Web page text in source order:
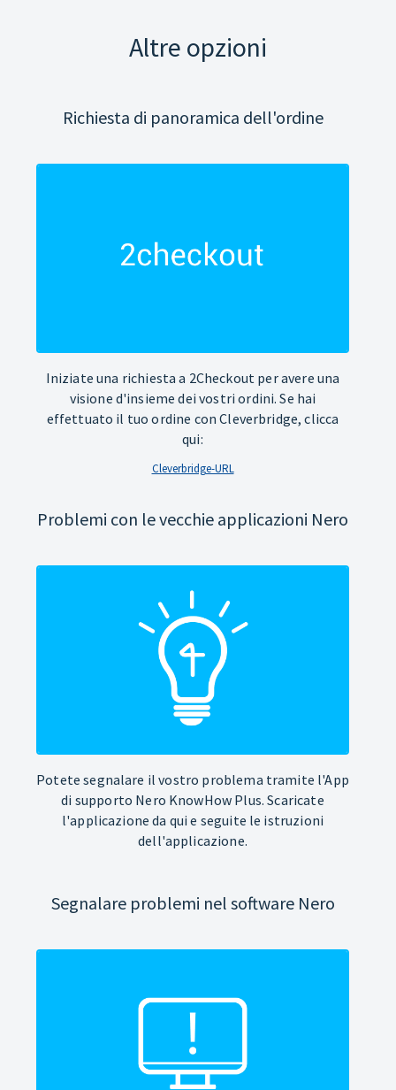
Altre opzioni
Richiesta di panoramica dell'ordine
Iniziate una richiesta a 2Checkout per avere una
visione d'insieme dei vostri ordini. Se hai
effettuato il tuo ordine con Cleverbridge, clicca
qui:
Cleverbridge-URL
Problemi con le vecchie applicazioni Nero
Potete segnalare il vostro problema tramite l'App
di supporto Nero KnowHow Plus. Scaricate
l'applicazione da qui e seguite le istruzioni
dell'applicazione.
Segnalare problemi nel software Nero